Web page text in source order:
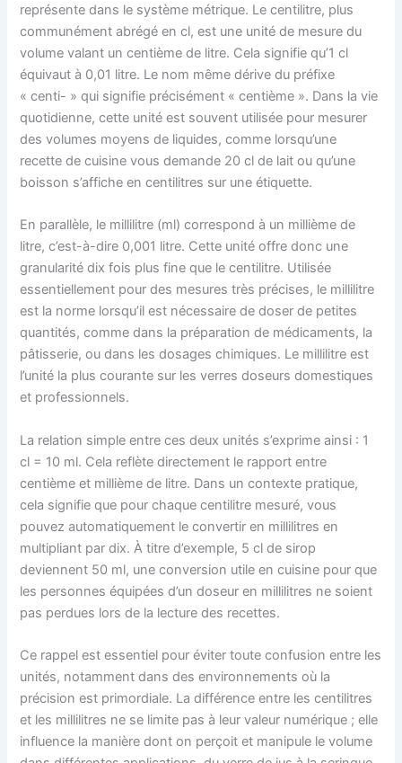
représente dans le système métrique. Le centilitre, plus
communément abrégé en cl, est une unité de mesure du
volume valant un centième de litre. Cela signifie qu’1 cl
équivaut à 0,01 litre. Le nom même dérive du préfixe
« centi- » qui signifie précisément « centième ». Dans la vie
quotidienne, cette unité est souvent utilisée pour mesurer
des volumes moyens de liquides, comme lorsqu’une
recette de cuisine vous demande 20 cl de lait ou qu’une
boisson s’affiche en centilitres sur une étiquette.
En parallèle, le millilitre (ml) correspond à un millième de
litre, c’est-à-dire 0,001 litre. Cette unité offre donc une
granularité dix fois plus fine que le centilitre. Utilisée
essentiellement pour des mesures très précises, le millilitre
est la norme lorsqu’il est nécessaire de doser de petites
quantités, comme dans la préparation de médicaments, la
pâtisserie, ou dans les dosages chimiques. Le millilitre est
l’unité la plus courante sur les verres doseurs domestiques
et professionnels.
La relation simple entre ces deux unités s’exprime ainsi : 1
cl = 10 ml. Cela reflète directement le rapport entre
centième et millième de litre. Dans un contexte pratique,
cela signifie que pour chaque centilitre mesuré, vous
pouvez automatiquement le convertir en millilitres en
multipliant par dix. À titre d’exemple, 5 cl de sirop
deviennent 50 ml, une conversion utile en cuisine pour que
les personnes équipées d’un doseur en millilitres ne soient
pas perdues lors de la lecture des recettes.
Ce rappel est essentiel pour éviter toute confusion entre les
unités, notamment dans des environnements où la
précision est primordiale. La différence entre les centilitres
et les millilitres ne se limite pas à leur valeur numérique ; elle
influence la manière dont on perçoit et manipule le volume